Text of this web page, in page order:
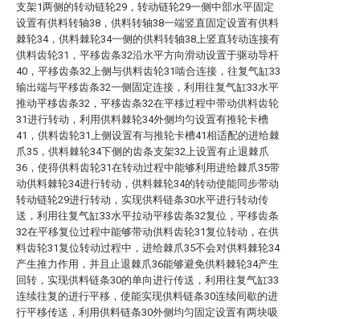
支架1两侧的转动链轮29，转动链轮29一侧中部水平固定
设置有供料转轴38，供料转轴38一端竖直固定设置有供料
棘轮34，供料棘轮34一侧的供料转轴38上竖直转动连接有
供料齿轮31，平移齿条32沿水平方向滑动设置于驱动导杆
40，平移齿条32上侧与供料齿轮31啮合连接，往复气缸33
输出端与平移齿条32一侧固定连接，利用往复气缸33水平
推动平移齿条32，平移齿条32在平移过程中带动供料齿轮
31进行转动，利用供料棘轮34外侧均匀设置有推轮卡槽
41，供料齿轮31上侧设置有与推轮卡槽41相适配的进给棘
爪35，供料棘轮34下侧的齿条支架32上设置有止退棘爪
36，使得供料齿轮31在转动过程中能够利用进给棘爪35带
动供料棘轮34进行转动，供料棘轮34的转动使能同步带动
转动链轮29进行转动，实现供料链条30水平进行转动传
送，利用往复气缸33水平拉动平移齿条32复位，平移齿条
32在平移复位过程中能够带动供料齿轮31复位转动，在供
料齿轮31复位转动过程中，进给棘爪35不会对供料棘轮34
产生推力作用，并且止退棘爪36能够避免供料棘轮34产生
回转，实现供料链条30的单向进行传送，利用往复气缸33
连续往复的进行平移，使能实现供料链条30连续间歇的进
行平移传送，利用供料链条30外侧均匀固定设置有两块吸